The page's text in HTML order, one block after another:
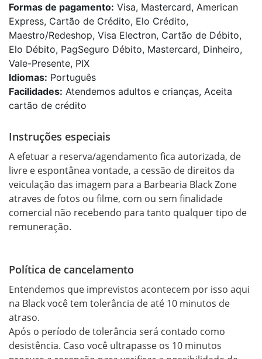
Formas de pagamento: Visa, Mastercard, American
Express, Cartão de Crédito, Elo Crédito,
Maestro/Redeshop, Visa Electron, Cartão de Débito,
Elo Débito, PagSeguro Débito, Mastercard, Dinheiro,
Vale-Presente, PIX
Idiomas: Português
Facilidades: Atendemos adultos e crianças, Aceita
cartão de crédito
Instruções especiais
A efetuar a reserva/agendamento fica autorizada, de
livre e espontânea vontade, a cessão de direitos da
veiculação das imagem para a Barbearia Black Zone
atraves de fotos ou filme, com ou sem finalidade
comercial não recebendo para tanto qualquer tipo de
remuneração.
Política de cancelamento
Entendemos que imprevistos acontecem por isso aqui
na Black você tem tolerância de até 10 minutos de
atraso.
Após o período de tolerância será contado como
desistência. Caso você ultrapasse os 10 minutos